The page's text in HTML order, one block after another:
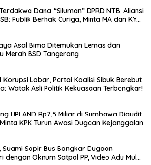
Dana “Siluman” DPRD NTB, Aliansi
Publik Berhak Curiga, Minta MA dan KY
Asal Bima Ditemukan Lemas dan
Merah BSD Tangerang
Korupsi Lobar, Partai Koalisi Sibuk Berebut
Watak Asli Politik Kekuasaan Terbongkar!
UPLAND Rp7,5 Miliar di Sumbawa Diaudit
KPK Turun Awasi Dugaan Kejanggalan
Suami Sopir Bus Bongkar Dugaan
dengan Oknum Satpol PP, Video Adu Mulut